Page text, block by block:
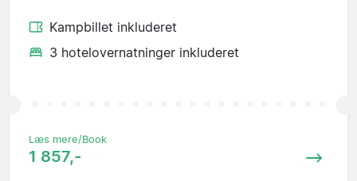
Kampbillet inkluderet
3 hotelovernatninger inkluderet
Læs mere/Book
1 857,-